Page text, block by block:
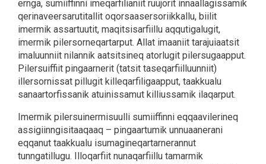
ernga, sumiiffinni imeqarfilianiit ruujorit innaallagissamik
qerinaveersarutitallit oqorsaasersoriikkallu, biilit
imermik assartuutit, maqitsisarfiillu aqqutigalugit,
imermik pilersorneqartarput. Allat imaaniit tarajuiaatsit
imaluunniit nilannik aatsitsineq atorlugit pilersugaapput.
Pilersuiffiit pingaarnerit (tatsit taseqarfiilluunniit)
illersornissat pillugit killeqarfiligaapput, taakkualu
sanaartorfissanik atuinissamut killiussamik ilaqarput.
Imermik pilersuinermisuulli sumiiffinni eqqaavilerineq
assigiinngisitaaqaaq – pingaartumik unnuaanerani
eqqanut taakkualu isumagineqartarnerannut
tunngatillugu. Illoqarfiit nunaqarfiillu tamarmik